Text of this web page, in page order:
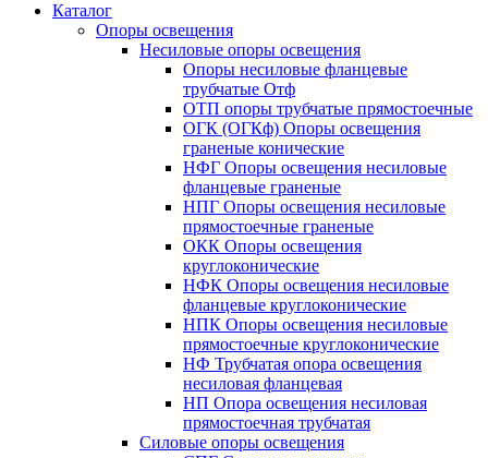
Каталог
Опоры освещения
Несиловые опоры освещения
Опоры несиловые фланцевые
трубчатые Отф
ОТП опоры трубчатые прямостоечные
ОГК (ОГКф) Опоры освещения
граненые конические
НФГ Опоры освещения несиловые
фланцевые граненые
НПГ Опоры освещения несиловые
прямостоечные граненые
ОКК Опоры освещения
круглоконические
НФК Опоры освещения несиловые
фланцевые круглоконические
НПК Опоры освещения несиловые
прямостоечные круглоконические
НФ Трубчатая опора освещения
несиловая фланцевая
НП Опора освещения несиловая
прямостоечная трубчатая
Силовые опоры освещения